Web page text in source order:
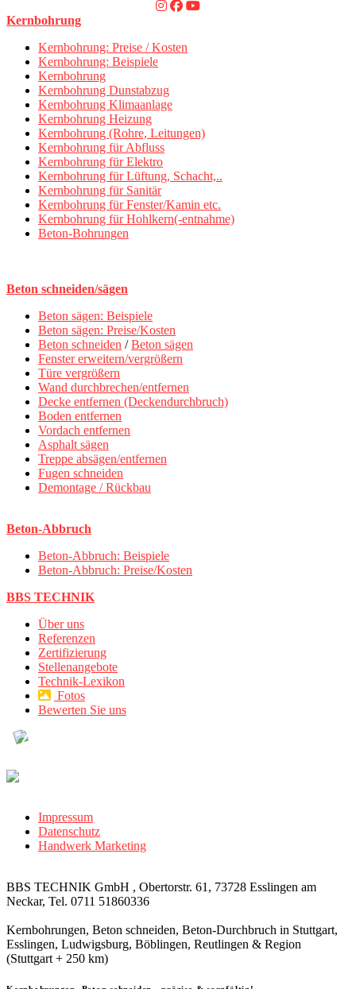
Kernbohrung
Kernbohrung: Preise / Kosten
Kernbohrung: Beispiele
Kernbohrung
Kernbohrung Dunstabzug
Kernbohrung Klimaanlage
Kernbohrung Heizung
Kernbohrung (Rohre, Leitungen)
Kernbohrung für Abfluss
Kernbohrung für Elektro
Kernbohrung für Lüftung, Schacht,..
Kernbohrung für Sanitär
Kernbohrung für Fenster/Kamin etc.
Kernbohrung für Hohlkern(-entnahme)
Beton-Bohrungen
Beton schneiden/sägen
Beton sägen: Beispiele
Beton sägen: Preise/Kosten
Beton schneiden /Beton sägen
Fenster erweitern/vergrößern
Türe vergrößern
Wand durchbrechen/entfernen
Decke entfernen (Deckendurchbruch)
Boden entfernen
Vordach entfernen
Asphalt sägen
Treppe absägen/entfernen
Fugen schneiden
Demontage / Rückbau
Beton-Abbruch
Beton-Abbruch: Beispiele
Beton-Abbruch: Preise/Kosten
BBS TECHNIK
Über uns
Referenzen
Zertifizierung
Stellenangebote
Technik-Lexikon
Fotos
Bewerten Sie uns
Impressum
Datenschutz
Handwerk Marketing
BBS TECHNIK GmbH , Obertorstr. 61, 73728 Esslingen am
Neckar, Tel. 0711 51860336
Kernbohrungen, Beton schneiden, Beton-Durchbruch in Stuttgart,
Esslingen, Ludwigsburg, Böblingen, Reutlingen & Region
(Stuttgart + 250 km)